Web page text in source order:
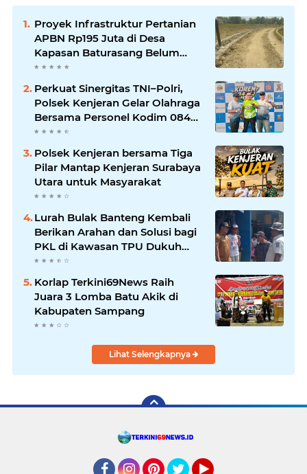
Proyek Infrastruktur Pertanian
APBN Rp195 Juta di Desa
Kapasan Baturasang Belum
Temui Titik Terang, Warga Minta
Pemkab Sampang Bertindak
Perkuat Sinergitas TNI–Polri,
Polsek Kenjeran Gelar Olahraga
Bersama Personel Kodim 084
Kenjeran
Polsek Kenjeran bersama Tiga
Pilar Mantap Kenjeran Surabaya
Utara untuk Masyarakat
Lurah Bulak Banteng Kembali
Berikan Arahan dan Solusi bagi
PKL di Kawasan TPU Dukuh
Bulak Banteng Surabaya
Korlap Terkini69News Raih
Juara 3 Lomba Batu Akik di
Kabupaten Sampang
Lihat Selengkapnya